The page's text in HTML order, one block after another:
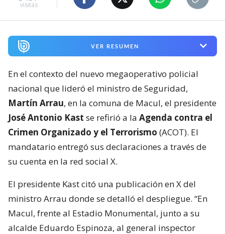
visitas
VER RESUMEN
En el contexto del nuevo megaoperativo policial
nacional que lideró el ministro de Seguridad,
Martín Arrau, en la comuna de Macul, el presidente
José Antonio Kast se refirió a la Agenda contra el
Crimen Organizado y el Terrorismo (ACOT). El
mandatario entregó sus declaraciones a través de
su cuenta en la red social X.
El presidente Kast citó una publicación en X del
ministro Arrau donde se detalló el despliegue. “En
Macul, frente al Estadio Monumental, junto a su
alcalde Eduardo Espinoza, al general inspector